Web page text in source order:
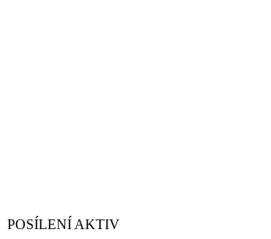
POSÍLENÍ AKTIV